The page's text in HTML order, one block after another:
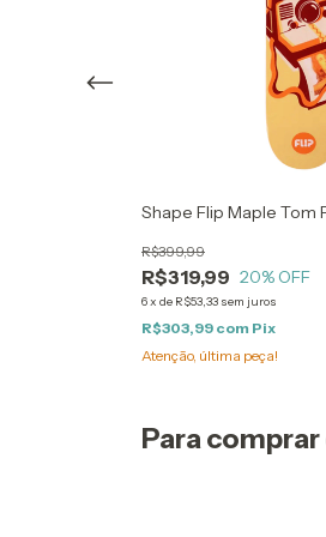
Shape Flip Maple Tom
R$319,99
R$399,99
20% OFF
6x de R$53,33 sem juros
R$303,99 com Pix
Atenção, última peça!
Para